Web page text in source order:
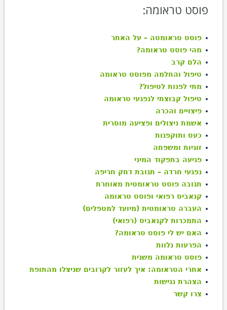
פוסט טראומה:
פוסט טראומטה – על האתר
מהי פוסט טראומה?
הלם קרב
טיפול והחלמה מפוסט טראומה
מתי לפנות לטיפול?
טיפול קבוצתי לנפגעי טראומה
פיצויים והכרה
אשמת ניצולים ופציעה מוסרית
כעס ותוקפנות
זוגיות ומשפחה
פגיעה בתפקוד המיני
נפגעי חרדה – תגובת דחק חריפה
תגובה פוסט טראומטית מאוחרת
קנאביס רפואי ופוסט טראומה
העברה טראומטית (מיועד למטפלים)
התמכרות לקנאביס (רפואי)
האם יש לי פוסט טראומה?
הפרעות נלוות
פוסט טראומה משנית
אחרי הטראומה: איך לעזור לקרובים שניצלו מהתופת
הצהרת נגישות
צרו קשר